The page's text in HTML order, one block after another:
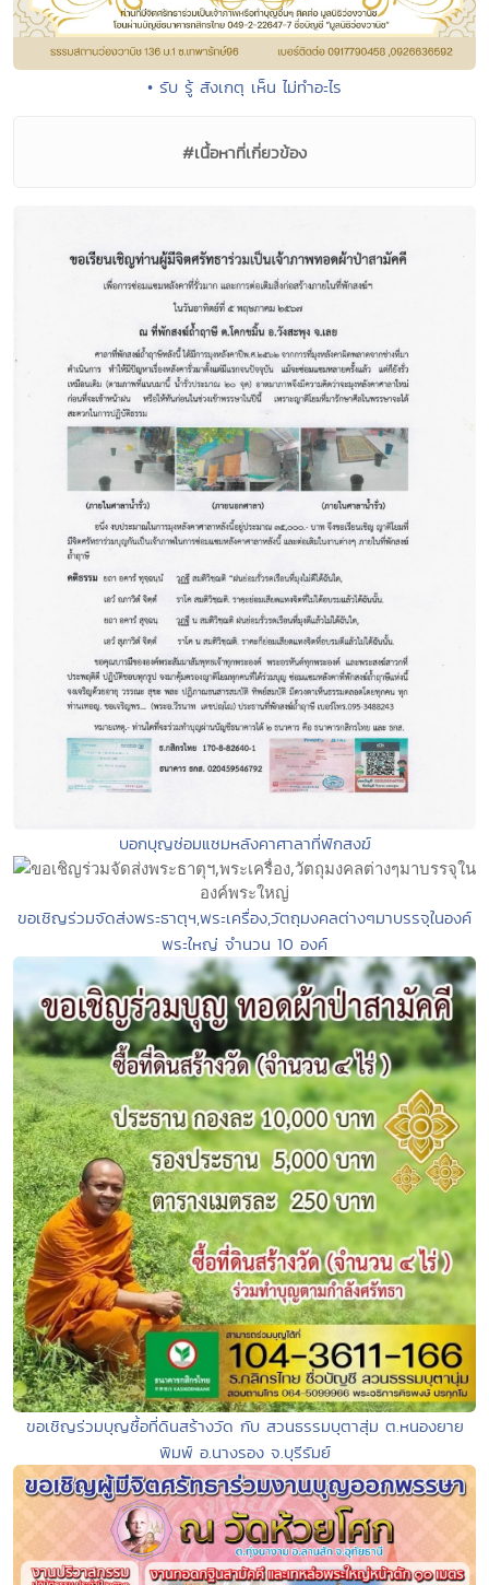
• รับ รู้ สังเกตุ เห็น ไม่ทำอะไร
#เนื้อหาที่เกี่ยวข้อง
บอกบุญซ่อมแซมหลังคาศาลาที่พักสงฆ์
ขอเชิญร่วมจัดส่งพระธาตุฯ,พระเครื่อง,วัตถุมงคลต่างๆมาบรรจุในองค์
พระใหญ่ จำนวน 10 องค์
ขอเชิญร่วมบุญซื้อที่ดินสร้างวัด กับ สวนธรรมบุตาสุ่ม ต.หนองยาย
พิมพ์ อ.นางรอง จ.บุรีรัมย์